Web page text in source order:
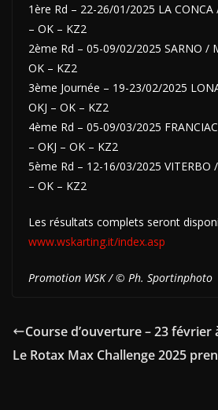
1ère Rd – 22-26/01/2025 LA CONCA
– OK – KZ2
2ème Rd – 05-09/02/2025 SARNO /
OK – KZ2
3ème Journée – 19-23/02/2025
OKJ – OK – KZ2
4ème Rd – 05-09/03/2025
– OKJ – OK – KZ2
5ème Rd – 12-16/03/2025 VITERBO
– OK – KZ2
Les résultats complets seront
www.wskarting.it/index.asp
Promotion WSK / © Ph. Sportinphoto
Course d’ouverture – 23 février
Le Rotax Max Challenge 2025